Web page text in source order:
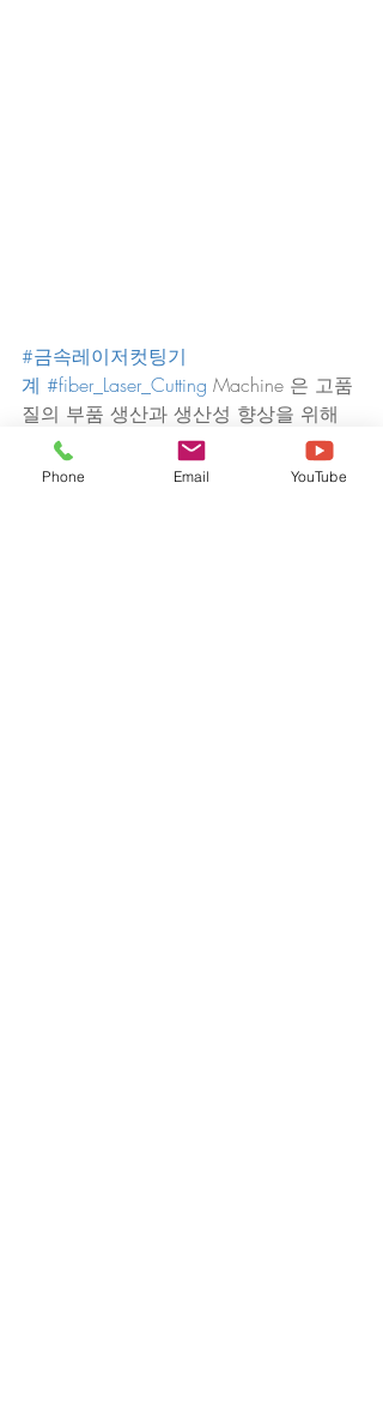
#금속레이저컷팅기
계 #fiber_Laser_Cutting Machine 은 고품
질의 부품 생산과 생산성 향상을 위해
널리 사용되고 있으며 자동차 부품, 선
박 부품, 항공우주 부품, 건축 자재 등
Phone Email YouTube